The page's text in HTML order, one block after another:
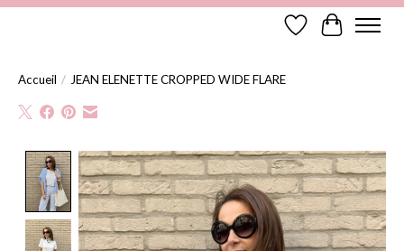
Liste de souhaits
Panier
Accueil / JEAN ELENETTE CROPPED WIDE FLARE
Product image slideshow Items